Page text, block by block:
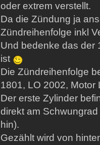
oder extrem verstellt.
Da die Zündung ja
Zündreihenfolge inkl
Und bedenke das der
ist
Die Zündreihenfolge
1801, LO 2002, Motor
Der erste Zylinder
direkt am
hin).
Gezählt wird von